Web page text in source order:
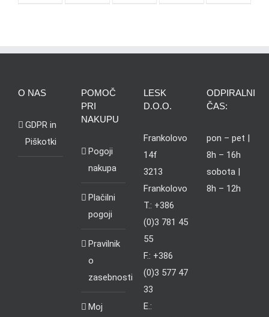
O NAS
GDPR in
Piškotki
POMOČ
PRI
NAKUPU
Pogoji
nakupa
Plačilni
pogoji
Pravilnik
o
zasebnosti
Moj
LESK
D.O.O.
Frankolovo
14f
3213
Frankolovo
T.: +386
(0)3 781 45
55
F.: +386
(0)3 577 47
33
E.:
ODPIRALNI
ČAS:
pon – pet |
8h – 16h
sobota |
8h – 12h